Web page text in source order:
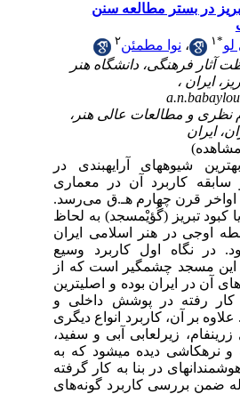
مطالعه سنن
،نوا مطمئن ۲
دانشگاه هنر
،
مطالعات عالی هنر،
آرایهبندی در
آن در معماری
چهارم هـ.ق می‌رسد.
(گُؤیْمسجد) به لحاظ
در هنر اسلامی ایران
اول کاربرد وسیع
چشمگیر است که از
بوده و اصلیترین
در پوشش داخلی و
کاربرد انواع دیگری
زیرلعابی آبی و سفید،
دیده میشود که به
در بنا به ‌کار گرفته
کاربرد گونه‌های